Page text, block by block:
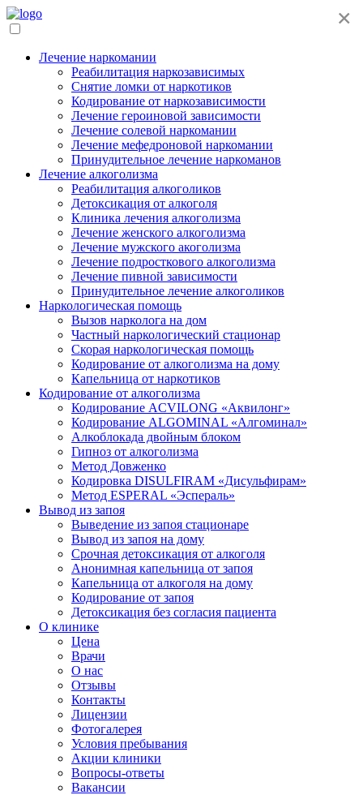
Лечение наркомании
Реабилитация наркозависимых
Снятие ломки от наркотиков
Кодирование от наркозависимости
Лечение героиновой зависимости
Лечение солевой наркомании
Лечение мефедроновой наркомании
Принудительное лечение наркоманов
Лечение алкоголизма
Реабилитация алкоголиков
Детоксикация от алкоголя
Клиника лечения алкоголизма
Лечение женского алкоголизма
Лечение мужского акоголизма
Лечение подросткового алкоголизма
Лечение пивной зависимости
Принудительное лечение алкоголиков
Наркологическая помощь
Вызов нарколога на дом
Частный наркологический стационар
Скорая наркологическая помощь
Кодирование от алкоголизма на дому
Капельница от наркотиков
Кодирование от алкоголизма
Кодирование ACVILONG «Аквилонг»
Кодирование ALGOMINAL «Алгоминал»
Алкоблокада двойным блоком
Гипноз от алкоголизма
Метод Довженко
Кодировка DISULFIRAM «Дисульфирам»
Метод ESPERAL «Эспераль»
Вывод из запоя
Выведение из запоя стационаре
Вывод из запоя на дому
Срочная детоксикация от алкоголя
Анонимная капельница от запоя
Капельница от алкоголя на дому
Кодирование от запоя
Детоксикация без согласия пациента
О клинике
Цена
Врачи
О нас
Отзывы
Контакты
Лицензии
Фотогалерея
Условия пребывания
Акции клиники
Вопросы-ответы
Вакансии
×